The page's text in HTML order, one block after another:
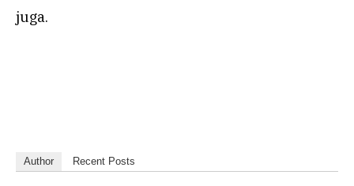
juga.
Author Recent Posts